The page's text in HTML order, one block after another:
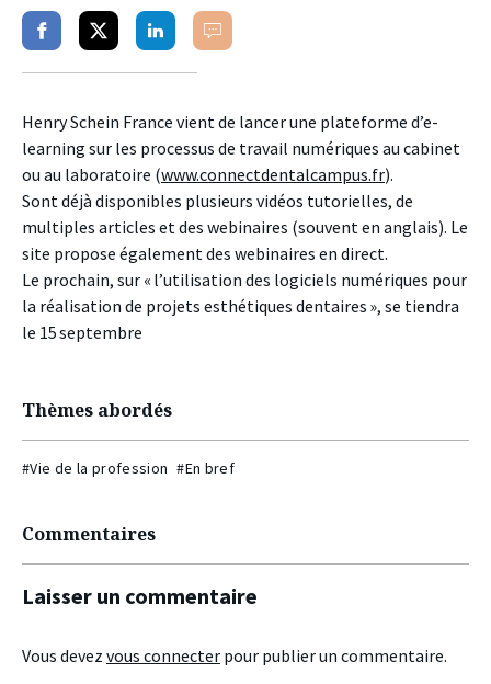
PartagerPartagerPartagerCommenter
Henry Schein France vient de lancer une plateforme d’e-
learning sur les processus de travail numériques au cabinet
ou au laboratoire (www.connectdentalcampus.fr).
Sont déjà disponibles plusieurs vidéos tutorielles, de
multiples articles et des webinaires (souvent en anglais). Le
site propose également des webinaires en direct.
Le prochain, sur « l’utilisation des logiciels numériques pour
la réalisation de projets esthétiques dentaires », se tiendra
le 15 septembre
Thèmes abordés
#Vie de la profession #En bref
Commentaires
Laisser un commentaire
Vous devez vous connecter pour publier un commentaire.